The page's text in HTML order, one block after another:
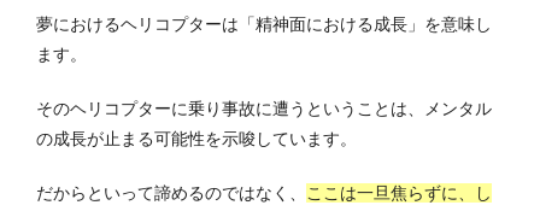
夢におけるヘリコプターは「精神面における成長」を意味し
ます。
そのヘリコプターに乗り事故に遭うということは、メンタル
の成長が止まる可能性を示唆しています。
だからといって諦めるのではなく、
ここは一旦焦らずに、し